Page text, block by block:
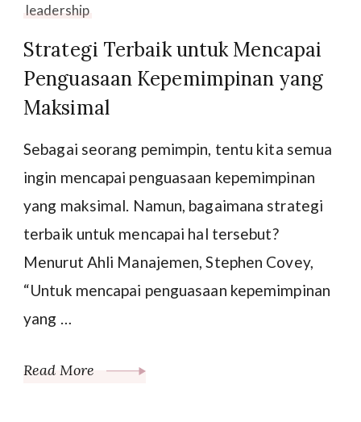
leadership
Strategi Terbaik untuk Mencapai
Penguasaan Kepemimpinan yang
Maksimal
Sebagai seorang pemimpin, tentu kita semua
ingin mencapai penguasaan kepemimpinan
yang maksimal. Namun, bagaimana strategi
terbaik untuk mencapai hal tersebut?
Menurut Ahli Manajemen, Stephen Covey,
“Untuk mencapai penguasaan kepemimpinan
yang …
Read More